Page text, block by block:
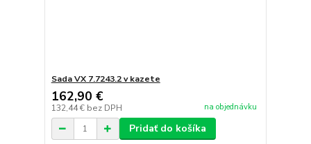
Sada VX 7.7243.2 v kazete
162,90 €
132,44 € bez DPH na objednávku
Pridať do košíka